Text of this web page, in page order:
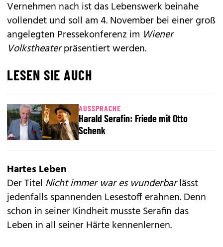
Vernehmen nach ist das Lebenswerk beinahe
vollendet und soll am 4. November bei einer groß
angelegten Pressekonferenz im Wiener
Volkstheaterpräsentiert werden.
LESEN SIE AUCH
AUSSPRACHE
Harald Serafin: Friede mit Otto
Schenk
Hartes Leben
Der Titel Nicht immer war es wunderbarlässt
jedenfalls spannenden Lesestoff erahnen. Denn
schon in seiner Kindheit musste Serafin das
Leben in all seiner Härte kennenlernen.